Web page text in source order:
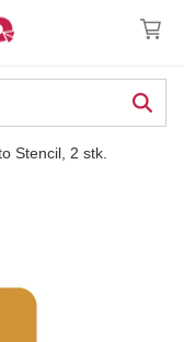
Stencil, 2 stk.